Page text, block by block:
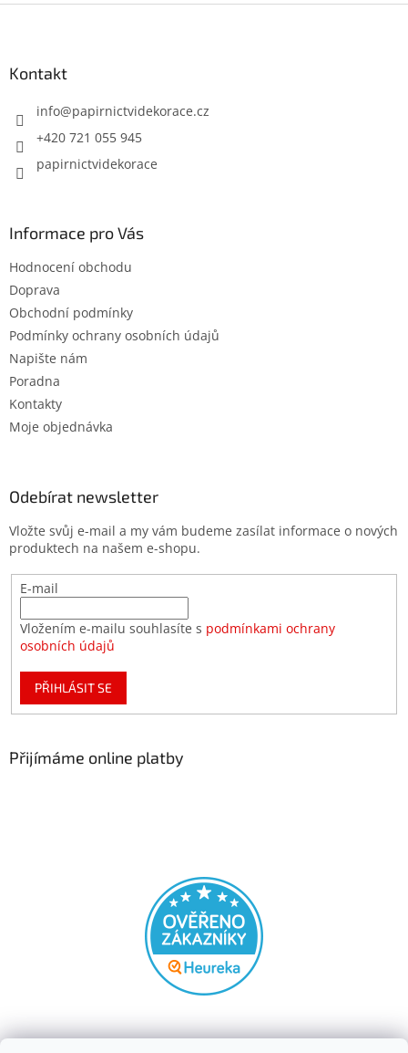
Kontakt
info@papirnictvidekorace.cz
+420 721 055 945
papirnictvidekorace
Informace pro Vás
Hodnocení obchodu
Doprava
Obchodní podmínky
Podmínky ochrany osobních údajů
Napište nám
Poradna
Kontakty
Moje objednávka
Odebírat newsletter
Vložte svůj e-mail a my vám budeme zasílat informace o nových
produktech na našem e-shopu.
E-mail
Vložením e-mailu souhlasíte s podmínkami ochrany
osobních údajů
PŘIHLÁSIT SE
Přijímáme online platby